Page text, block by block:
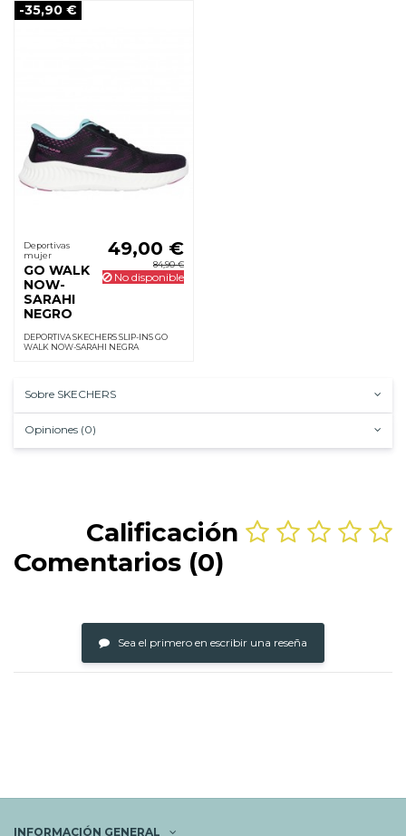
-35,90 €
Deportivas
mujer
GO WALK
NOW-
SARAHI
NEGRO
49,00 €
84,90 €
No disponible
DEPORTIVA SKECHERS SLIP-INS GO
WALK NOW-SARAHI NEGRA
Sobre SKECHERS
Opiniones (0)
Calificación
Comentarios (0)
Sea el primero en escribir una reseña
INFORMACIÓN GENERAL